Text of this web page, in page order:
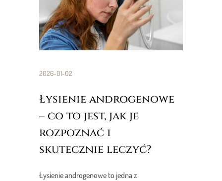
2026-01-02
Łysienie androgenowe
– co to jest, jak je
rozpoznać i
skutecznie leczyć?
Łysienie androgenowe to jedna z